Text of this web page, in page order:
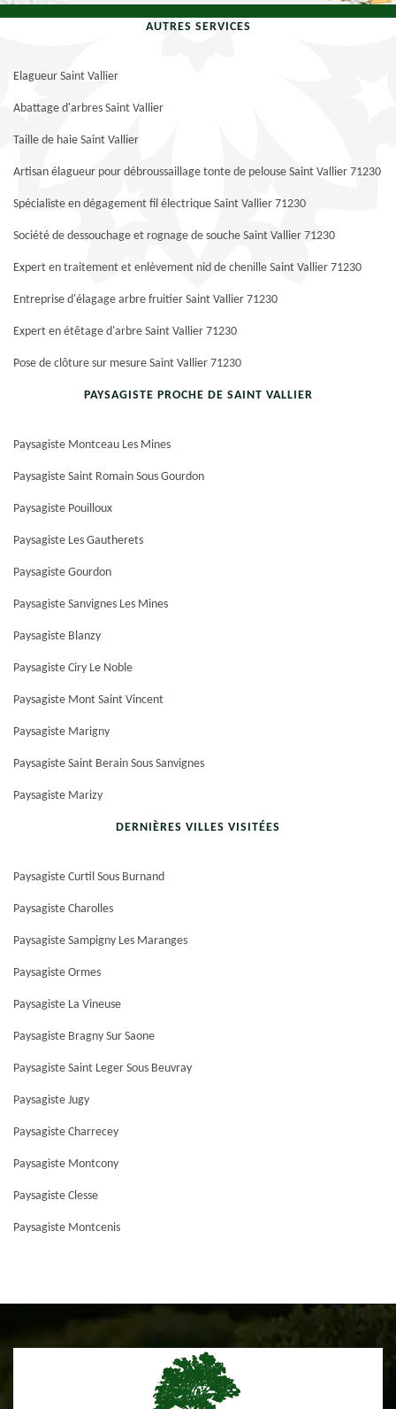
AUTRES SERVICES
Elagueur Saint Vallier
Abattage d'arbres Saint Vallier
Taille de haie Saint Vallier
Artisan élagueur pour débroussaillage tonte de pelouse Saint Vallier 71230
Spécialiste en dégagement fil électrique Saint Vallier 71230
Société de dessouchage et rognage de souche Saint Vallier 71230
Expert en traitement et enlèvement nid de chenille Saint Vallier 71230
Entreprise d'élagage arbre fruitier Saint Vallier 71230
Expert en étêtage d'arbre Saint Vallier 71230
Pose de clôture sur mesure Saint Vallier 71230
PAYSAGISTE PROCHE DE SAINT VALLIER
Paysagiste Montceau Les Mines
Paysagiste Saint Romain Sous Gourdon
Paysagiste Pouilloux
Paysagiste Les Gautherets
Paysagiste Gourdon
Paysagiste Sanvignes Les Mines
Paysagiste Blanzy
Paysagiste Ciry Le Noble
Paysagiste Mont Saint Vincent
Paysagiste Marigny
Paysagiste Saint Berain Sous Sanvignes
Paysagiste Marizy
DERNIÈRES VILLES VISITÉES
Paysagiste Curtil Sous Burnand
Paysagiste Charolles
Paysagiste Sampigny Les Maranges
Paysagiste Ormes
Paysagiste La Vineuse
Paysagiste Bragny Sur Saone
Paysagiste Saint Leger Sous Beuvray
Paysagiste Jugy
Paysagiste Charrecey
Paysagiste Montcony
Paysagiste Clesse
Paysagiste Montcenis